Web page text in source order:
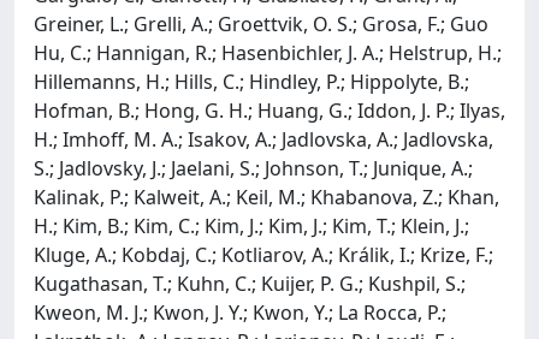
Greiner, L.; Grelli, A.; Groettvik, O. S.; Grosa, F.; Guo
Hu, C.; Hannigan, R.; Hasenbichler, J. A.; Helstrup, H.;
Hillemanns, H.; Hills, C.; Hindley, P.; Hippolyte, B.;
Hofman, B.; Hong, G. H.; Huang, G.; Iddon, J. P.; Ilyas,
H.; Imhoff, M. A.; Isakov, A.; Jadlovska, A.; Jadlovska,
S.; Jadlovsky, J.; Jaelani, S.; Johnson, T.; Junique, A.;
Kalinak, P.; Kalweit, A.; Keil, M.; Khabanova, Z.; Khan,
H.; Kim, B.; Kim, C.; Kim, J.; Kim, J.; Kim, T.; Klein, J.;
Kluge, A.; Kobdaj, C.; Kotliarov, A.; Králik, I.; Krize, F.;
Kugathasan, T.; Kuhn, C.; Kuijer, P. G.; Kushpil, S.;
Kweon, M. J.; Kwon, J. Y.; Kwon, Y.; La Rocca, P.;